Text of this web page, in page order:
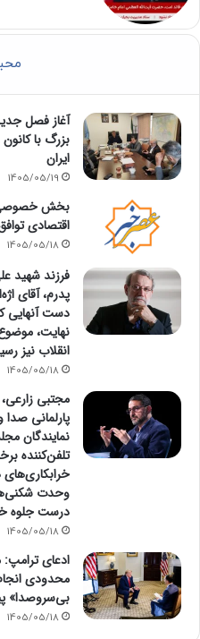
آغاز فصل
بزرگ با
ایران
1405/05/19
بخش خصوصی
اقتصادی
1405/05/18
فرزند شهید
پدرم، آقای
دست آنهایی
نهایت،
انقلاب نیز
1405/05/18
مجتبی
پارلمانی
نمایندگان
تلفن‌کننده
وحدت
درست جلوه
1405/05/18
ادعای ترامپ:
محدودی
بی‌سروصدا»
1405/05/18